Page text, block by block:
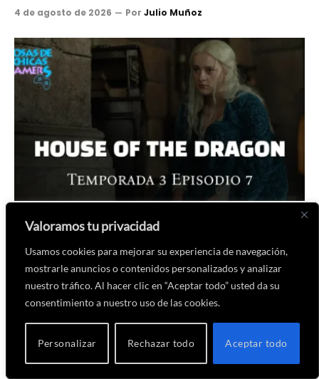
Valoramos tu privacidad
Usamos cookies para mejorar su experiencia de navegación,
mostrarle anuncios o contenidos personalizados y analizar
nuestro tráfico. Al hacer clic en “Aceptar todo” usted da su
consentimiento a nuestro uso de las cookies.
Personalizar Rechazar todo Aceptar todo
4 de agosto de 2026 Por Julio Muñoz
Crítica La Casa del Dragón – Temporada 3 Episodio 7 – The
Dragon in Winter
2 de agosto de 2026 PorEmma Black